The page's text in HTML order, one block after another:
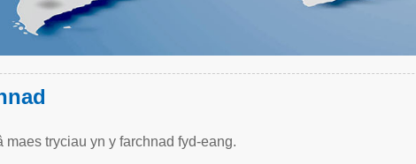
tryciau yn y farchnad fyd-eang.